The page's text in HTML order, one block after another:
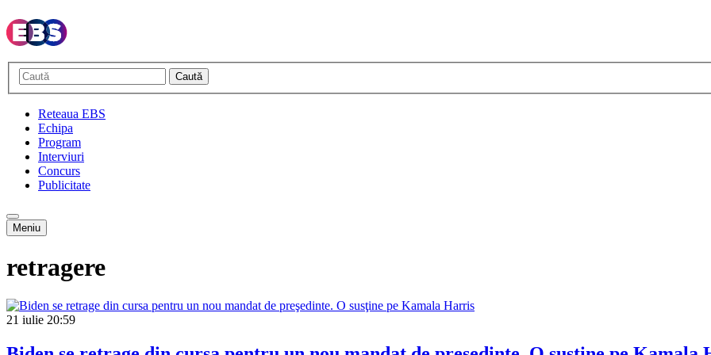
Caută
Reteaua EBS
Echipa
Program
Interviuri
Concurs
Publicitate
Meniu
retragere
21 iulie 20:59